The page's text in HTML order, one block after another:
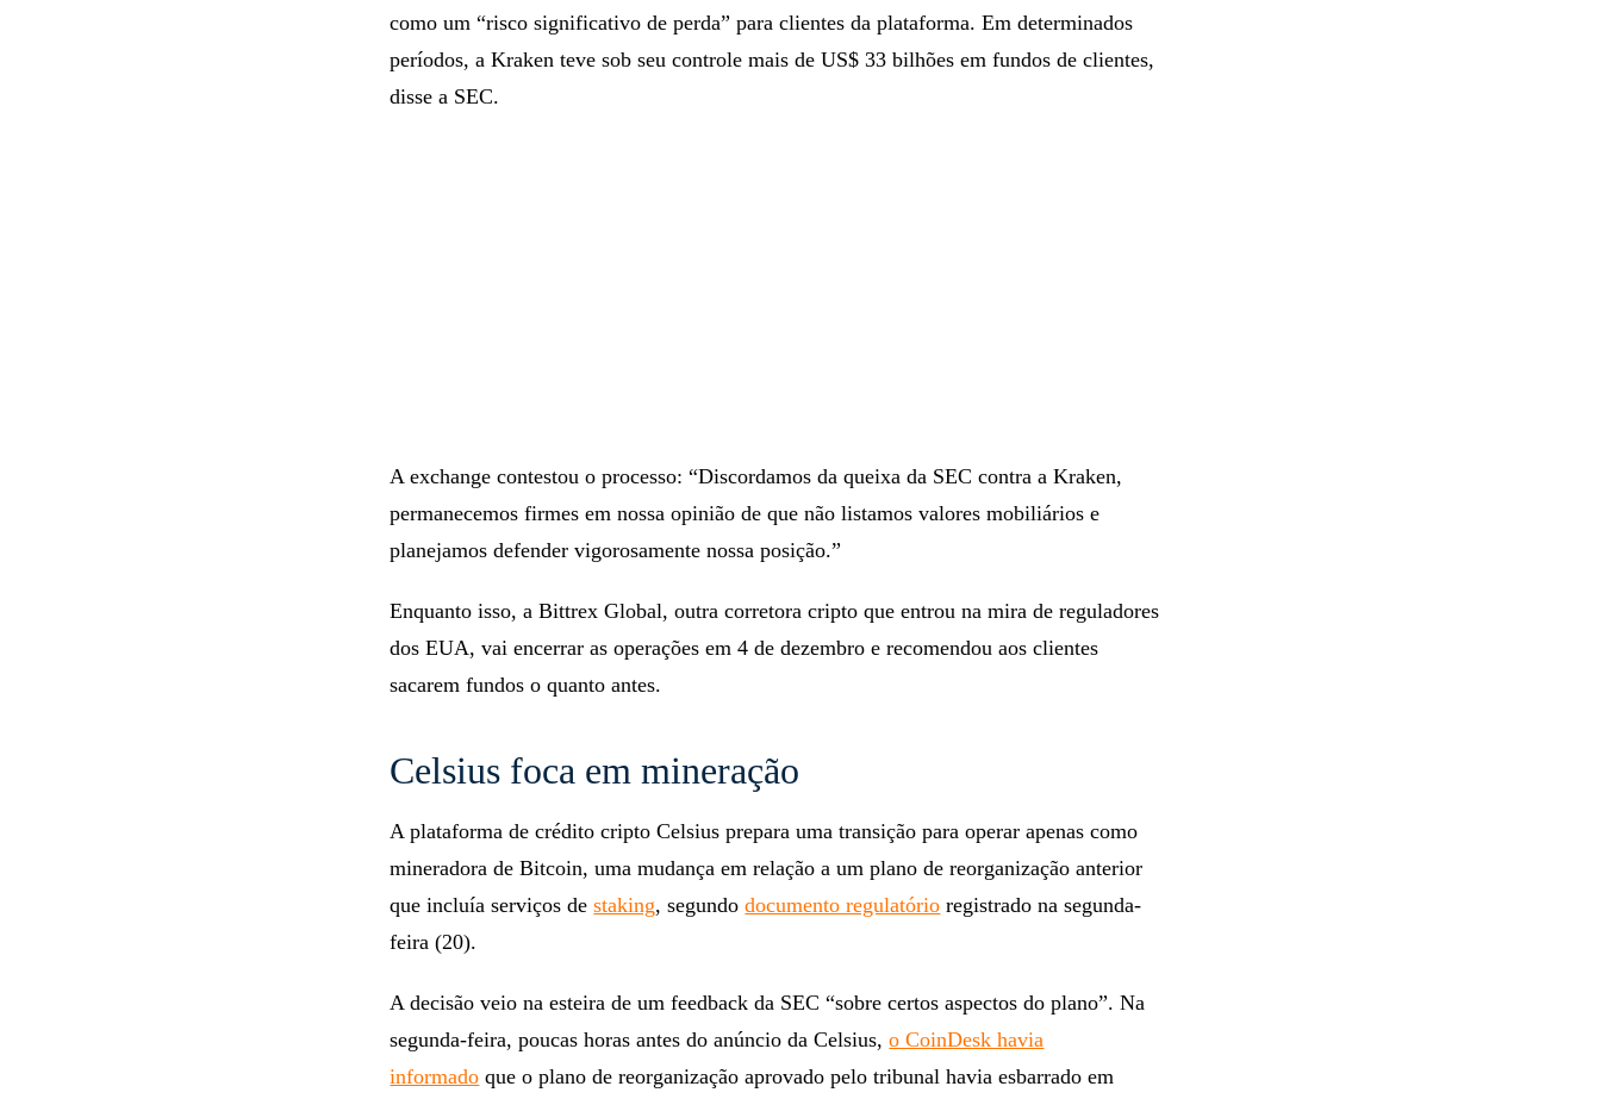
como um “risco significativo de perda” para clientes da plataforma. Em determinados
períodos, a Kraken teve sob seu controle mais de US$ 33 bilhões em fundos de clientes,
disse a SEC.
A exchange contestou o processo: “Discordamos da queixa da SEC contra a Kraken,
permanecemos firmes em nossa opinião de que não listamos valores mobiliários e
planejamos defender vigorosamente nossa posição.”
Enquanto isso, a Bittrex Global, outra corretora cripto que entrou na mira de reguladores
dos EUA, vai encerrar as operações em 4 de dezembro e recomendou aos clientes
sacarem fundos o quanto antes.
Celsius foca em mineração
A plataforma de crédito cripto Celsius prepara uma transição para operar apenas como
mineradora de Bitcoin, uma mudança em relação a um plano de reorganização anterior
que incluía serviços destaking, segundodocumento regulatório registrado na segunda-
feira (20).
A decisão veio na esteira de um feedback da SEC “sobre certos aspectos do plano”. Na
segunda-feira, poucas horas antes do anúncio da Celsius,o CoinDesk havia
informado que o plano de reorganização aprovado pelo tribunal havia esbarrado em